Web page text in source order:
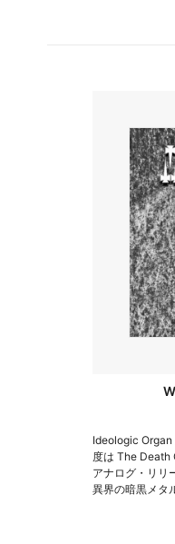
Ideologic Organ
度は The Death
アナログ・リリ
異界の暗黒メタ